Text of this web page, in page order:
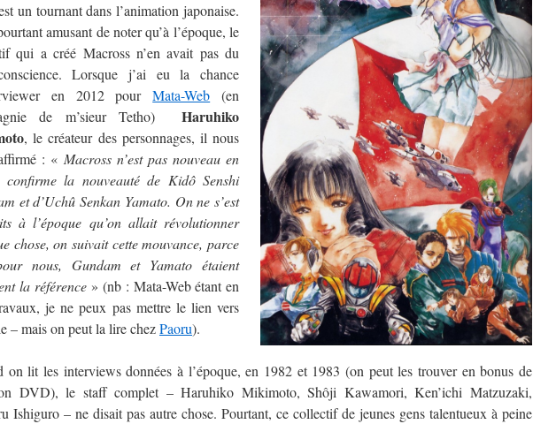
un tournant dans l’animation japonaise.
amusant de noter qu’à l’époque, le
qui a créé Macross n’en avait pas du
Lorsque j’ai eu la chance
en 2012 pourMata-Web (en
de m’sieur Tetho) Haruhiko
, le créateur des personnages, il nous
: « Macross n’est pas nouveau en
la nouveauté de Kidô Senshi
et d’Uchû Senkan Yamato. On ne s’est
à l’époque qu’on allait révolutionner
chose, on suivait cette mouvance, parce
nous, Gundam et Yamato étaient
la référence» (nb : Mata-Web étant en
je ne peux pas mettre le lien vers
– mais on peut la lire chezPaoru).
on lit les interviews données à l’époque, en 1982 et 1983 (on peut les trouver en bonus de
DVD), le staff complet – Haruhiko Mikimoto, Shôji Kawamori, Ken’ichi Matzuzaki,
Ishiguro – ne disait pas autre chose. Pourtant, ce collectif de jeunes gens talentueux à peine